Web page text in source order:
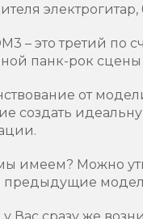
– это третий по
панк-рок
от
создать
имеем? Можно
и предыдущие